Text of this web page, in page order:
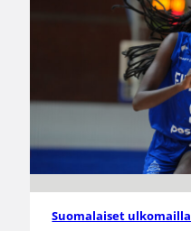
Suomalaiset ulkomailla